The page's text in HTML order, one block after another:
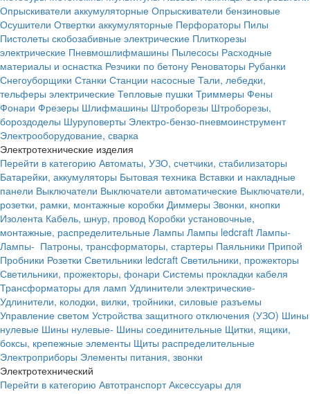
Опрыскиватели аккумуляторные Опрыскиватели бензиновые
Осушители Отвертки аккумуляторные Перфораторы Пилы
Пистолеты скобозабивные электрические Плиткорезы
электрические Пневмошлифмашины Пылесосы Расходные
материалы и оснастка Резчики по бетону Реноваторы Рубанки
Снегоуборщики Станки Станции насосные Тали, лебедки,
тельферы электрические Тепловые пушки Триммеры Фены
Фонари Фрезеры Шлифмашины Штроборезы Штроборезы,
бороздоделы Шуруповерты Электро-бензо-пневмоинструмент
Электрооборудование, сварка
Электротехнические изделия
Перейти в категорию Автоматы, УЗО, счетчики, стабилизаторы
Батарейки, аккумуляторы Бытовая техника Вставки и накладные
панели Выключатели Выключатели автоматические Выключатели,
розетки, рамки, монтажные коробки Диммеры Звонки, кнопки
Изолента Кабель, шнур, провод Коробки установочные,
монтажные, распределительные Лампы Лампы ledcraft Лампы-
Лампы- Патроны, трансформаторы, стартеры Паяльники Припой
Пробники Розетки Светильники ledcraft Светильники, прожекторы
Светильники, прожекторы, фонари Системы прокладки кабеля
Трансформаторы для ламп Удлинители электрические-
Удлинители, колодки, вилки, тройники, силовые разъемы
Управление светом Устройства защитного отключения (УЗО) Шины
нулевые Шины нулевые- Шины соединительные Щитки, ящики,
боксы, крепежные элементы Щиты распределительные
Электроприборы Элементы питания, звонки
Электротехнический
Перейти в категорию Автотранспорт Аксессуары для